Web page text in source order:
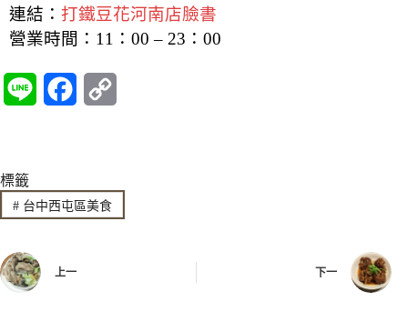
連結： 打鐵豆花河南店臉書
營業時間： 11：00 – 23：00
e e
b
y
L
標籤
#台中西屯區美食
上一 下一